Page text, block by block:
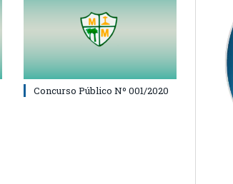
Concurso Público Nº 001/2020